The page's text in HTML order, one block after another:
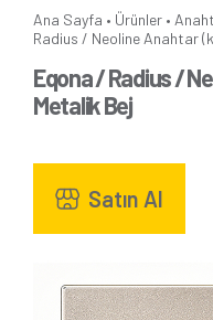
Ana Sayfa • Ürünler •
Radius / Neoline Anahtar
Eqona / Radius /
Metalik Bej
Satın Al